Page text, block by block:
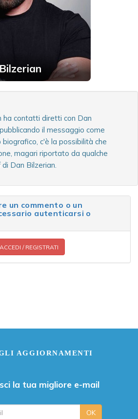
ha contatti diretti con Dan
il messaggio come
c'è la possibilità che
magari riportato da qualche
Dan Bilzerian.
un commento o un
autenticarsi o
ACCEDI / REGISTRATI
AGGIORNAMENTI
la tua migliore e-mail
OK